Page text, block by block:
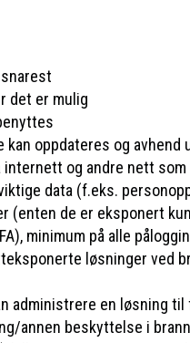
det er mulig
oppdateres og
og andre nett
data (f.eks.
(enten de er eksponert
minimum på alle
løsninger ved
administrere en løsning
annen beskyttelse i